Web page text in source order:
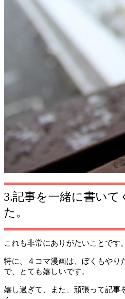
3.記事を一緒に書いて
た。
これも非常にありがたいことです。
特に、４コマ漫画は、ぼくもやり
で、とても嬉しいです。
嬉し過ぎて、また、頑張って記事